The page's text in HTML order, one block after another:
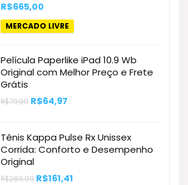
R$665,00
MERCADO LIVRE
Película Paperlike iPad 10.9 Wb
Original com Melhor Preço e Frete
Grátis
R$79,90 O
R$79,90.
R$64,97
R$64,97.
Tênis Kappa Pulse Rx Unissex
Corrida: Conforto e Desempenho
Original
R$289,99 O
R$161,41